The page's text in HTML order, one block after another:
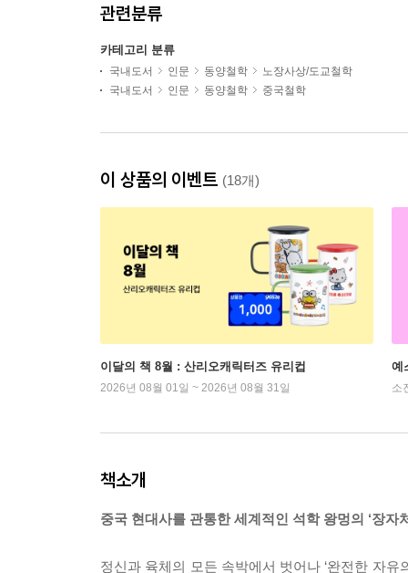
관련분류
카테고리 분류
국내도서 인문 동양철학
노장사상/도교철학
국내도서
인문 동양철학 중국철학
이 상품의 이벤트 (18개)
이달의 책 8월 : 산리오캐릭터즈 유리컵
2026년 08월 01일 ~ 2026년 08월 31일
예
소
책소개
중국 현대사를 관통한 세계적인 석학 왕멍의 ‘장자
정신과 육체의 모든 속박에서 벗어나 ‘완전한 자